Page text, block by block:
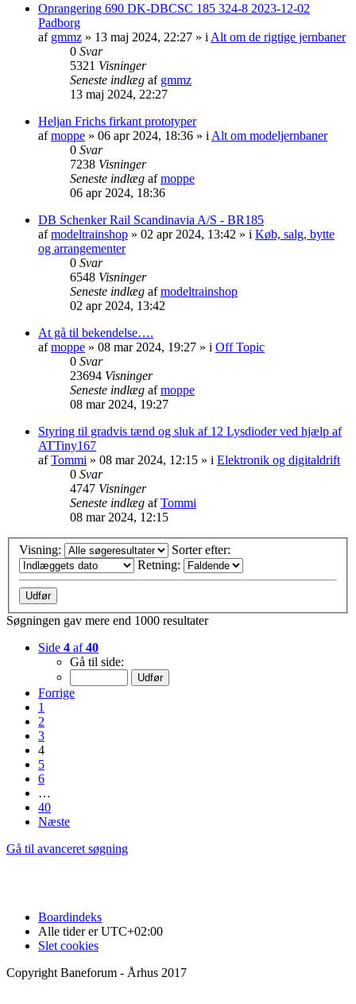
Oprangering 690 DK-DBCSC 185 324-8 2023-12-02
Padborg
af gmmz » 13 maj 2024, 22:27 » i Alt om de rigtige jernbaner
0 Svar
5321 Visninger
Seneste indlæg af gmmz
13 maj 2024, 22:27
Heljan Frichs firkant prototyper
afmoppe » 06 apr 2024, 18:36 » i Alt om modeljernbaner
0 Svar
7238 Visninger
Seneste indlæg afmoppe
06 apr 2024, 18:36
DB Schenker Rail Scandinavia A/S - BR185
afmodeltrainshop » 02 apr 2024, 13:42 » i Køb, salg, bytte
og arrangementer
0 Svar
6548 Visninger
Seneste indlæg afmodeltrainshop
02 apr 2024, 13:42
At gå til bekendelse….
afmoppe » 08 mar 2024, 19:27 » i Off Topic
0 Svar
23694 Visninger
Seneste indlæg afmoppe
08 mar 2024, 19:27
Styring til gradvis tænd og sluk af 12 Lysdioder ved hjælp af
ATTiny167
afTommi » 08 mar 2024, 12:15 » i Elektronik og digitaldrift
0 Svar
4747 Visninger
Seneste indlæg afTommi
08 mar 2024, 12:15
Visning:
Sorter efter:
Retning:
Søgningen gav mere end 1000 resultater
Side 4 af40
Gå til side:
Forrige
1
2
3
4
5
6
…
40
Næste
Gå til avanceret søgning
Boardindeks
Alle tider erUTC+02:00
Slet cookies
Copyright Baneforum - Århus 2017